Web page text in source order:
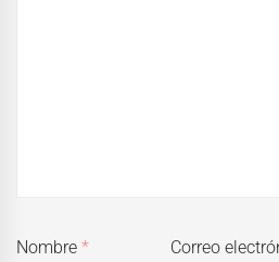
Nombre*
Correo